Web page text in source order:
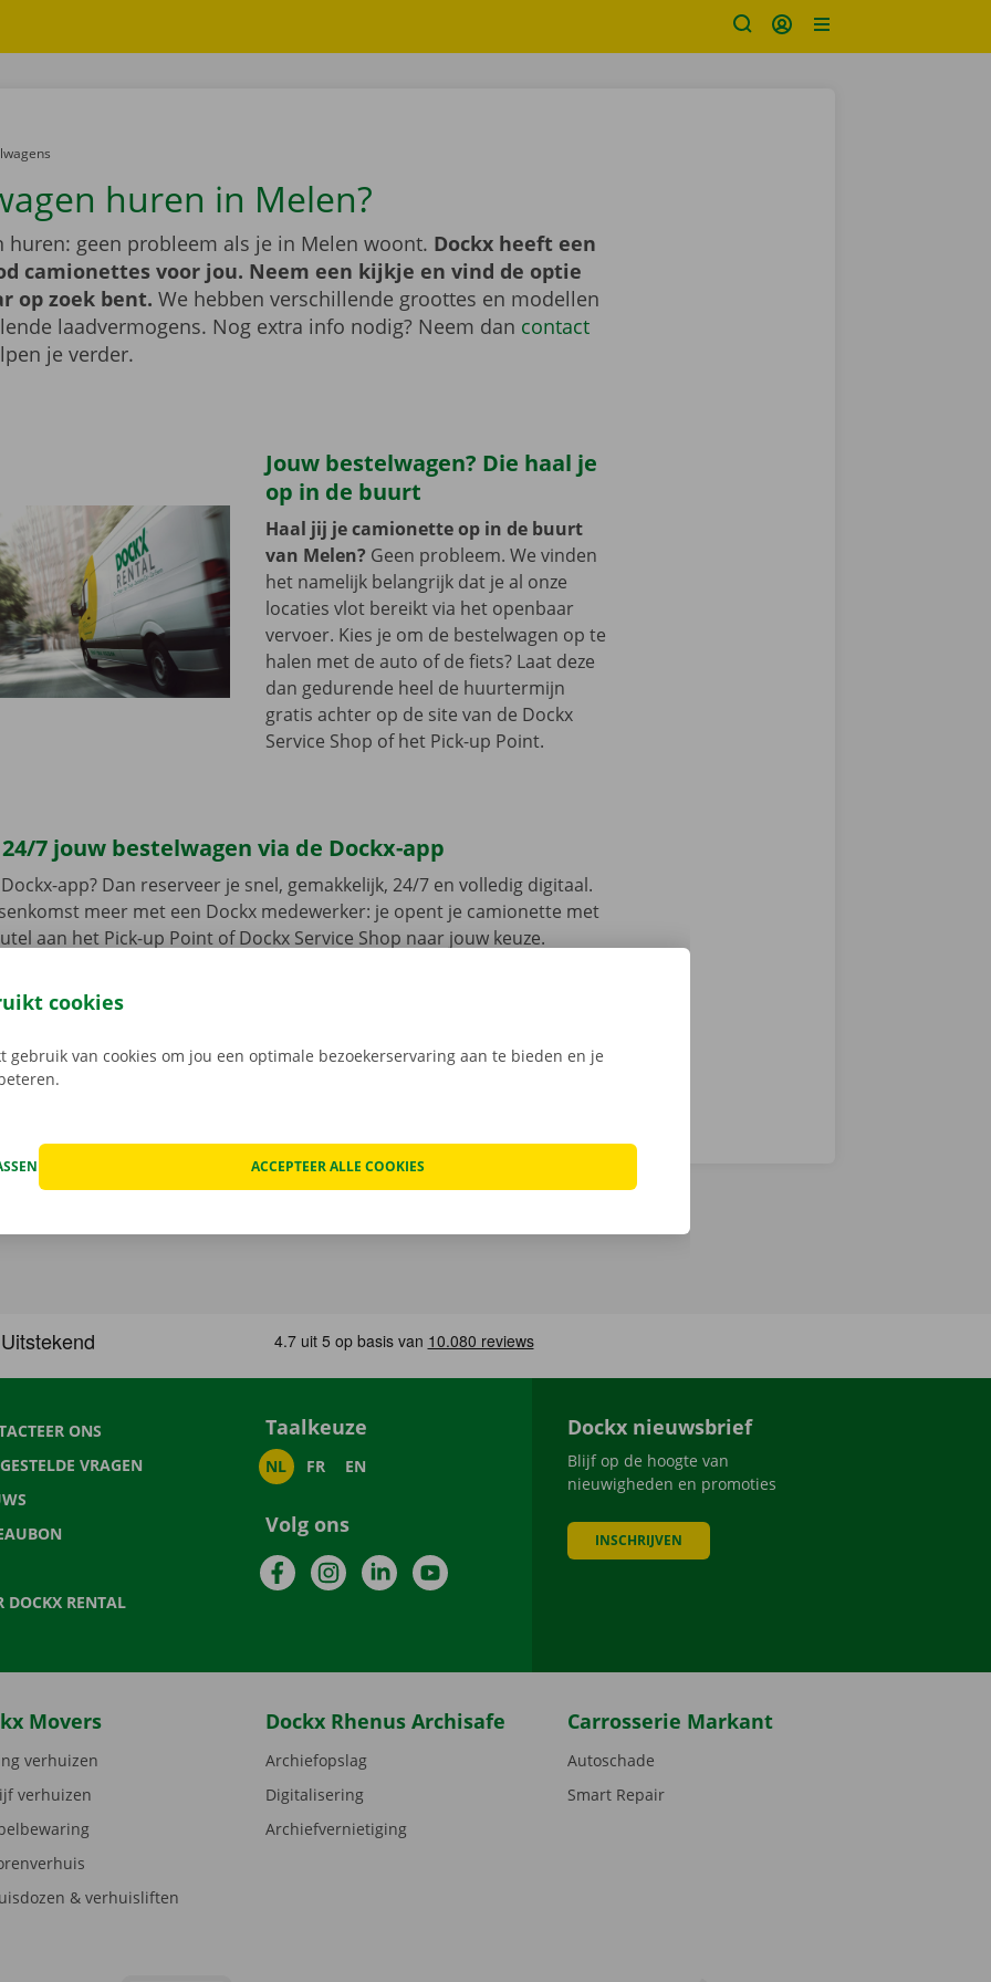
huren in Melen?
huren: geen probleem als je in Melen woont. Dockx heeft een
camionettes voor jou. Neem een kijkje en vind de optie
op zoek bent. We hebben verschillende groottes en modellen
laadvermogens. Nog extra info nodig? Neem dan contact
je verder.
Jouw bestelwagen? Die haal je
op in de buurt
Haal jij je camionette op in de buurt
van Melen? Geen probleem. We vinden
het namelijk belangrijk dat je al onze
locaties vlot bereikt via het openbaar
vervoer. Kies je om de bestelwagen op te
halen met de auto of de fiets? Laat deze
dan gedurende heel de huurtermijn
gratis achter op de site van de Dockx
Service Shop of het Pick-up Point.
7 jouw bestelwagen via de Dockx-app
app? Dan reserveer je snel, gemakkelijk, 24/7 en volledig digitaal.
meer met een Dockx medewerker: je opent je camionette met
aan het Pick-up Point of Dockx Service Shop naar jouw keuze.
ONS
VRAGEN
DOCKX RENTAL
Taalkeuze
NL FR EN
Volg ons
FacebookInstagramLinkedInYouTube
Dockx nieuwsbrief
Blijf op de hoogte van
nieuwigheden en promoties
INSCHRIJVEN
Movers
verhuizen
verhuizen
& verhuisliften
Dockx Rhenus Archisafe
Archiefopslag
Digitalisering
Archiefvernietiging
Carrosserie Markant
Autoschade
Smart Repair
cookies
gebruik van cookies om jou een optimale bezoekerservaring aan te bieden en je
ACCEPTEER ALLE COOKIES